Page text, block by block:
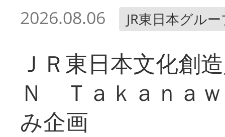
2026.08.06 JR東日本グル
ＪＲ東日本文化創
Ｎ Ｔａｋａｎａ
み企画